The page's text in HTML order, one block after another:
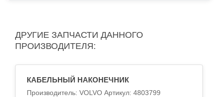
ДРУГИЕ ЗАПЧАСТИ ДАННОГО
ПРОИЗВОДИТЕЛЯ:
КАБЕЛЬНЫЙ НАКОНЕЧНИК
Производитель: VOLVO Артикул: 4803799